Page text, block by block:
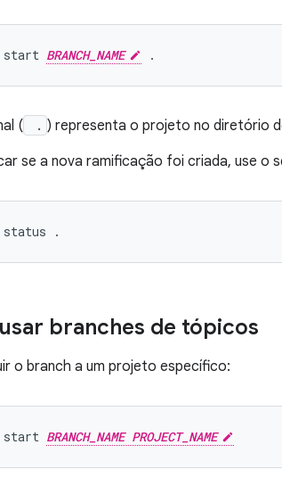
start BRANCH_NAME
( . ) representa o projeto no diretório
se a nova ramificação foi criada, use o
branches de tópicos
o branch a um projeto específico:
start BRANCH_NAME PROJECT_NAME